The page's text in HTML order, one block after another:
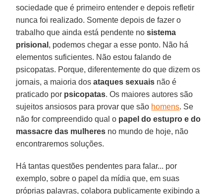
sociedade que é primeiro entender e depois refletir
nunca foi realizado. Somente depois de fazer o
trabalho que ainda está pendente nosistema
prisional , podemos chegar a esse ponto. Não há
elementos suficientes. Não estou falando de
psicopatas. Porque, diferentemente do que dizem os
jornais, a maioria dosataques sexuais não é
praticado por psicopatas. Os maiores autores são
sujeitos ansiosos para provar que são homens. Se
não for compreendido qual o papel do estupro e do
massacre das mulheres no mundo de hoje, não
encontraremos soluções.
Há tantas questões pendentes para falar... por
exemplo, sobre o papel da mídia que, em suas
próprias palavras, colabora publicamente exibindo a